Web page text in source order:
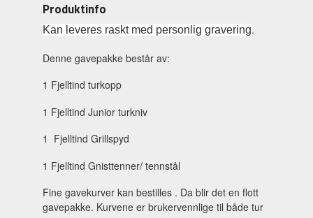
Produktinfo
Kan leveres raskt med personlig gravering.
Denne gavepakke består av:
1 Fjelltind turkopp
1 Fjelltind Junior turkniv
1 Fjelltind Grillspyd
1 Fjelltind Gnisttenner/ tennstål
Fine gavekurver kan bestilles . Da blir det en flott
gavepakke. Kurvene er brukervennlige til både tur